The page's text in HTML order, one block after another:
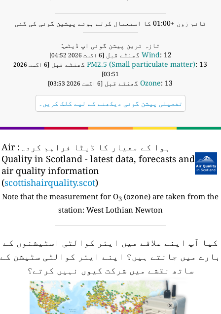
ٹائم زون +01:00 کا استعمال کرتے ہوئے پیشین گوئی کی گئی
تازہ ترین پیشن گوئی اپ ڈیٹس:
Wind : 12 گھنٹے قبل
PM2.5 (Small particulate matter) : 13 گھنٹے قبل
[6 اگست 2026
03:51]
Ozone : 13 گھنٹے قبل [6 اگست 2026 03:53]
تفصیلی پیشن گوئی دیکھنے کے لیے کلک کریں۔
ہوا کے معیار کا ڈیٹا فراہم کردہ:
Air
Quality in Scotland - latest data, forecasts and
air quality information
(scottishairquality.scot)
Note that the measurement for O3(ozone) are taken from the
station:West Lothian Newton
کیا آپ اپنے علاقے میں ایئر کوالٹی اسٹیشنوں کے
میں جانتے ہیں؟
اپنے ایئر کوالٹی سٹیشن کے
ساتھ نقشے میں شرکت کیوں نہیں کرتے؟